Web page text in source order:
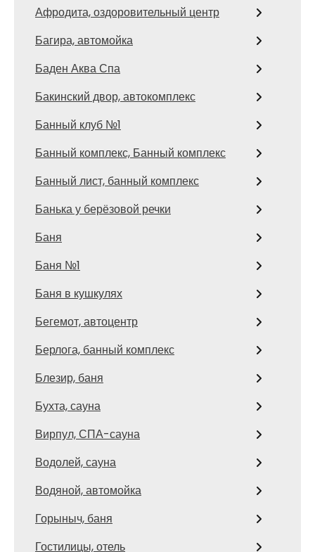
Афродита, оздоровительный центр
Багира, автомойка
Баден Аква Спа
Бакинский двор, автокомплекс
Банный клуб №1
Банный комплекс, Банный комплекс
Банный лист, банный комплекс
Банька у берёзовой речки
Баня
Баня №1
Баня в кушкулях
Бегемот, автоцентр
Берлога, банный комплекс
Блезир, баня
Бухта, сауна
Вирпул, СПА-сауна
Водолей, сауна
Водяной, автомойка
Горыныч, баня
Гостилицы, отель